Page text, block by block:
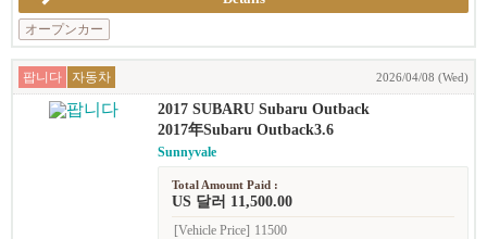
オープンカー
팝니다 자동차 2026/04/08 (Wed)
2017 SUBARU Subaru Outback
2017年Subaru Outback3.6
Sunnyvale
Total Amount Paid :
US 달러 11,500.00
[Vehicle Price] 11500